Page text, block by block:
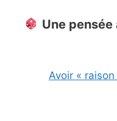
Une
Avoir « raison